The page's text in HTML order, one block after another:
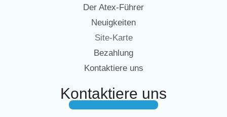
Der Atex-Führer
Neuigkeiten
Site-Karte
Bezahlung
Kontaktiere uns
Kontaktiere uns